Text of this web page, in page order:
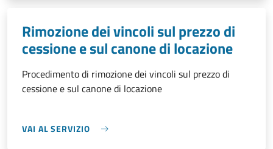
Rimozione dei vincoli sul prezzo di
cessione e sul canone di locazione
Procedimento di rimozione dei vincoli sul prezzo di
cessione e sul canone di locazione
VAI AL SERVIZIO